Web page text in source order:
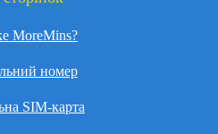
MoreMins?
номер
SIM-карта